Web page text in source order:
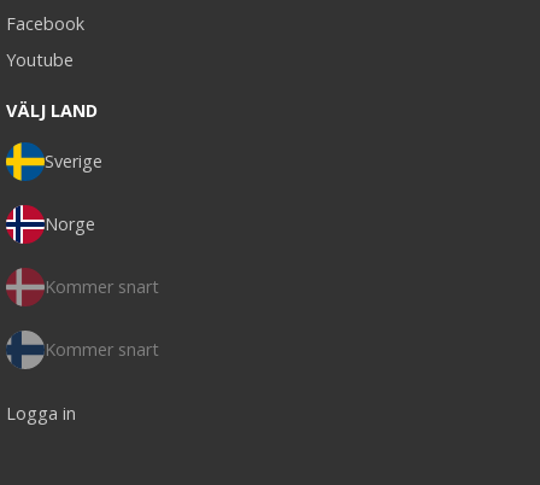
Facebook
Youtube
VÄLJ LAND
Sverige
Norge
Kommer snart
Kommer snart
Logga in